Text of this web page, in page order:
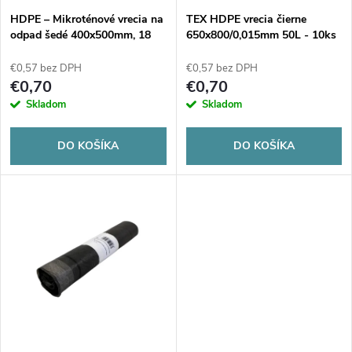
e
p
r
d
s
p
r
o
d
HDPE – Mikroténové vrecia na
odpad šedé 400x500mm, 18
€0,57 bez DPH
€0,70
Skladom
DO KOŠÍKA
TEX HDPE vrecia čierne
650x800/0,015mm 50L - 10ks
€0,57 bez DPH
€0,70
Skladom
DO KOŠÍKA